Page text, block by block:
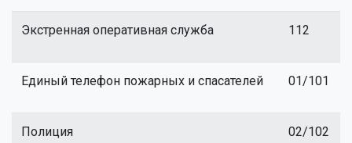
Экстренная оперативная служба 112
Единый телефон пожарных и спасателей 01/101
Полиция 02/102